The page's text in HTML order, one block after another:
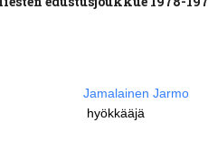
Jamalainen Jarmo
hyökkääjä